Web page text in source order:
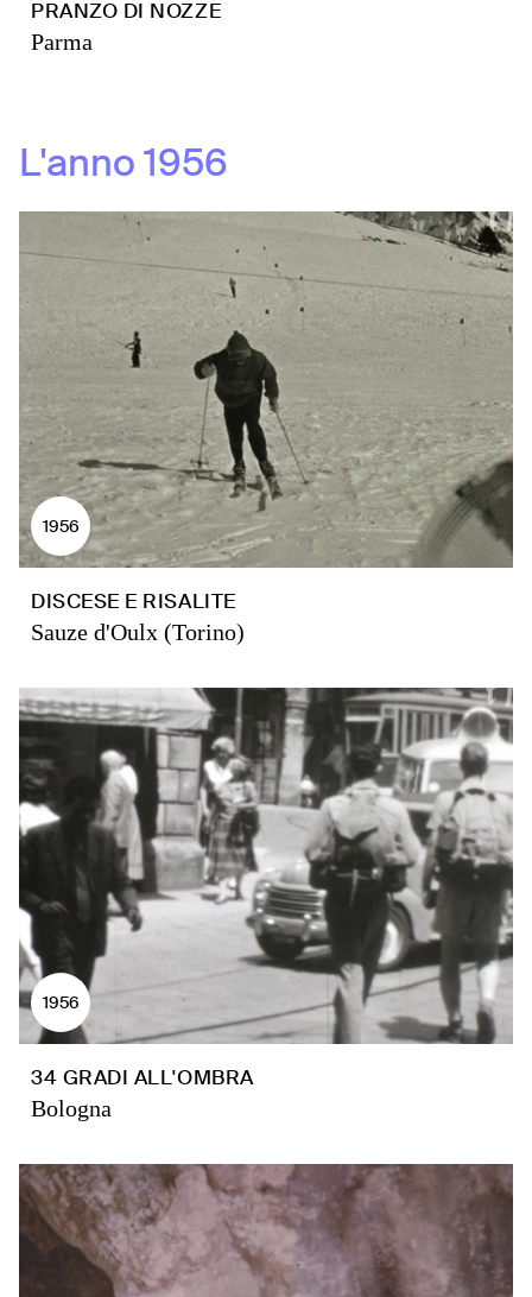
PRANZO DI NOZZE
Parma
L'anno1956
1956
DISCESE E RISALITE
Sauze d'Oulx (Torino)
1956
34 GRADI ALL'OMBRA
Bologna